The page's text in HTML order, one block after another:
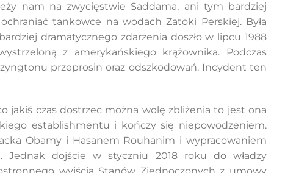
nam na zwycięstwie Saddama, ani tym bardziej
tankowce na wodach Zatoki Perskiej. Była
dramatycznego zdarzenia doszło w lipcu 1988
z amerykańskiego krążownika. Podczas
przeprosin oraz odszkodowań. Incydent ten
jakiś czas dostrzec można wolę zbliżenia to jest ona
establishmentu i kończy się niepowodzeniem.
Obamy i Hasanem Rouhanim i wypracowaniem
Jednak dojście w styczniu 2018 roku do władzy